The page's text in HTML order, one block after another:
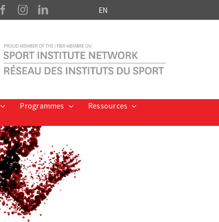
EN
Programmes
Ressources